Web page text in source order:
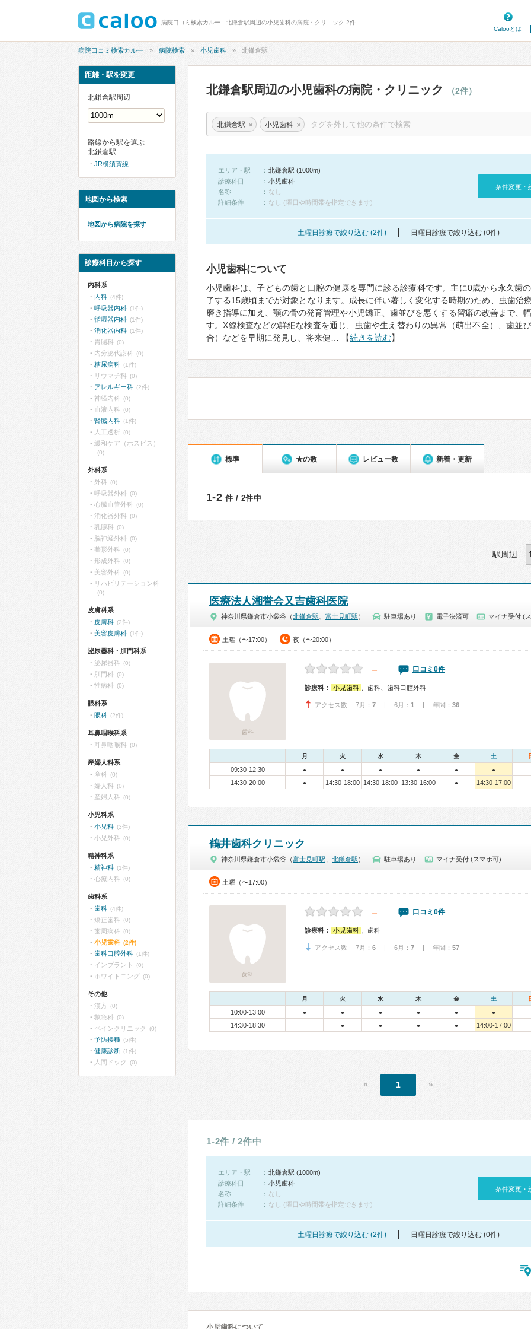
病院口コミ検索カルー - 北鎌倉駅周辺の小児歯科の病院・クリニック 2件
Calooとは
病院口コミ検索カルー 病院検索 小児歯科 北鎌倉駅
北鎌倉駅周辺の小児歯科の病院・クリニック （2件）
北鎌倉駅 × 小児歯科 ×
エリア・駅
北鎌倉駅 (1000m)
診療科目
小児歯科
名称
なし
詳細条件
なし (曜日や時間帯を指定できます)
条件変更・
土曜日診療で絞り込む (2件) 日曜日診療で絞り込む (0件)
小児歯科について
小児歯科は、子どもの歯と口腔の健康を専門に診る診療科です。主に0歳から永久歯
了する15歳頃までが対象となります。成長に伴い著しく変化する時期のため、虫歯治
磨き指導に加え、顎の骨の発育管理や小児矯正、歯並びを悪くする習癖の改善まで、
す。X線検査などの詳細な検査を通じ、虫歯や生え替わりの異常（萌出不全）、歯並
合）などを早期に発見し、将来健… 【続きを読む】
標準 ★の数 レビュー数 新着・更新
1-2 件 / 2件中
駅周辺
医療法人湘誉会又吉歯科医院
神奈川県鎌倉市小袋谷（北鎌倉駅 富士見町駅 ） 駐車場あり 電子決済可 マイナ受付 (
土曜（〜17:00） 夜（〜20:00）
歯科
－ 口コミ0件
診療科： 小児歯科 、歯科、歯科口腔外科
アクセス数 7月： 7 | 6月： 1 | 年間： 36
月 火 水 木 金 土
09:30-12:30 ● ● ● ● ● ●
14:30-20:00 ● 14:30-18:00 14:30-18:00 13:30-16:00 ● 14:30-17:00
鶴井歯科クリニック
神奈川県鎌倉市小袋谷（富士見町駅 北鎌倉駅 ） 駐車場あり マイナ受付 (スマホ可)
土曜（〜17:00）
歯科
－ 口コミ0件
診療科： 小児歯科 、歯科
アクセス数 7月： 6 | 6月： 7 | 年間： 57
月 火 水 木 金 土
10:00-13:00 ● ● ● ● ● ●
14:30-18:30 ● ● ● ● 14:00-17:00
« 1 »
1-2件 / 2件中
エリア・駅
北鎌倉駅 (1000m)
診療科目
小児歯科
名称
なし
詳細条件
なし (曜日や時間帯を指定できます)
条件変更・
土曜日診療で絞り込む (2件) 日曜日診療で絞り込む (0件)
小児歯科について
距離・駅を変更
北鎌倉駅周辺
路線から駅を選ぶ
北鎌倉駅
JR横須賀線
地図から検索
地図から病院を探す
診療科目から探す
内科系
内科 (4件)
呼吸器内科 (1件)
循環器内科 (1件)
消化器内科 (1件)
胃腸科 (0)
内分泌代謝科 (0)
糖尿病科 (1件)
リウマチ科 (0)
アレルギー科 (2件)
神経内科 (0)
血液内科 (0)
腎臓内科 (1件)
人工透析 (0)
緩和ケア（ホスピス）
(0)
外科系
外科 (0)
呼吸器外科 (0)
心臓血管外科 (0)
消化器外科 (0)
乳腺科 (0)
脳神経外科 (0)
整形外科 (0)
形成外科 (0)
美容外科 (0)
リハビリテーション科
(0)
皮膚科系
皮膚科 (2件)
美容皮膚科 (1件)
泌尿器科・肛門科系
泌尿器科 (0)
肛門科 (0)
性病科 (0)
眼科系
眼科 (2件)
耳鼻咽喉科系
耳鼻咽喉科 (0)
産婦人科系
産科 (0)
婦人科 (0)
産婦人科 (0)
小児科系
小児科 (3件)
小児外科 (0)
精神科系
精神科 (1件)
心療内科 (0)
歯科系
歯科 (4件)
矯正歯科 (0)
歯周病科 (0)
小児歯科 (2件)
歯科口腔外科 (1件)
インプラント (0)
ホワイトニング (0)
その他
漢方 (0)
救急科 (0)
ペインクリニック (0)
予防接種 (5件)
健康診断 (1件)
人間ドック (0)